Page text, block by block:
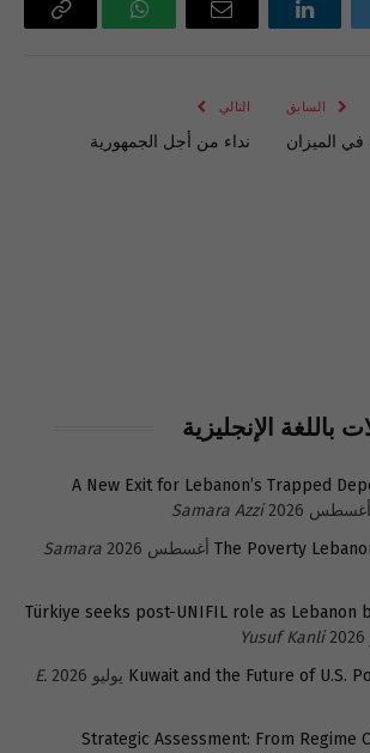
لينكدإن
البريد
واتساب Copy
السابق
في الميزان
التالي
نداء من أجل الجمهورية
باللغة الإنجليزية
A New Exit for Lebanon’s Trapped
Samara Azzi
The Poverty
Samara
Türkiye seeks post-UNIFIL role as Lebanon
Yusuf Kanli
Kuwait and the Future of U.S.
E.
Strategic Assessment: From Regime